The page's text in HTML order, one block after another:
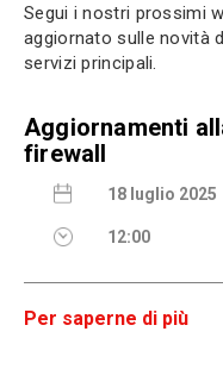
Segui i nostri prossimi
aggiornato sulle novità
servizi principali.
Aggiornamenti
firewall
18 luglio 2025
12:00
Per saperne di più